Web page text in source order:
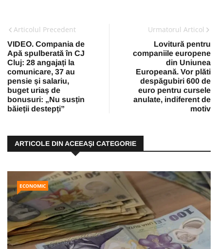
Articolul Precedent
VIDEO. Compania de
Apă spulberată în CJ
Cluj: 28 angajați la
comunicare, 37 au
pensie și salariu,
buget uriaș de
bonusuri: „Nu susțin
băieții destepți”
Urmatorul Articol
Lovitură pentru
companiile europene
din Uniunea
Europeană. Vor plăti
despăgubiri 600 de
euro pentru cursele
anulate, indiferent de
motiv
ARTICOLE DIN ACEEAŞI CATEGORIE
ECONOMIC